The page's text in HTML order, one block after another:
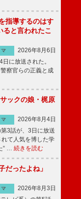
指導するのはす
ると言われたこ
マ
2026年8月6日
に放送された。
察官らの正義と成
ックの娘・梶原
マ
2026年8月4日
3話が、3日に放送
て人気を博した学
“ … 続きを読む
だったよね」
マ
2026年8月3日